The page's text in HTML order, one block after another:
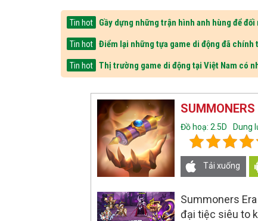
Tin hot Gầy dựng những trận hình anh hùng để
Tin hot Điểm lại những tựa game di động đã
Tin hot Thị trường game di động tại Việt Nam có
Đồ hoạ: 2.5D Dung
Tải xuống
Summoners
đại tiệc siêu to